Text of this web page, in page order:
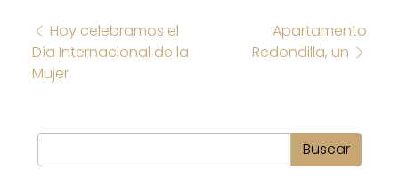
Navegación de entradas
Hoy celebramos el
Día Internacional de la
Mujer
Apartamento
Redondilla, un
Buscar Buscar